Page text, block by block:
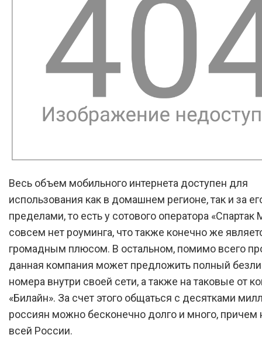
Весь объем мобильного интернета доступен для
использования как в домашнем регионе, так и за
пределами, то есть у сотового оператора «Спартак
совсем нет роуминга, что также конечно же
громадным плюсом. В остальном, помимо всего
данная компания может предложить полный
номера внутри своей сети, а также на таковые от
«Билайн». За счет этого общаться с десятками
россиян можно бесконечно долго и много, причем
всей России.